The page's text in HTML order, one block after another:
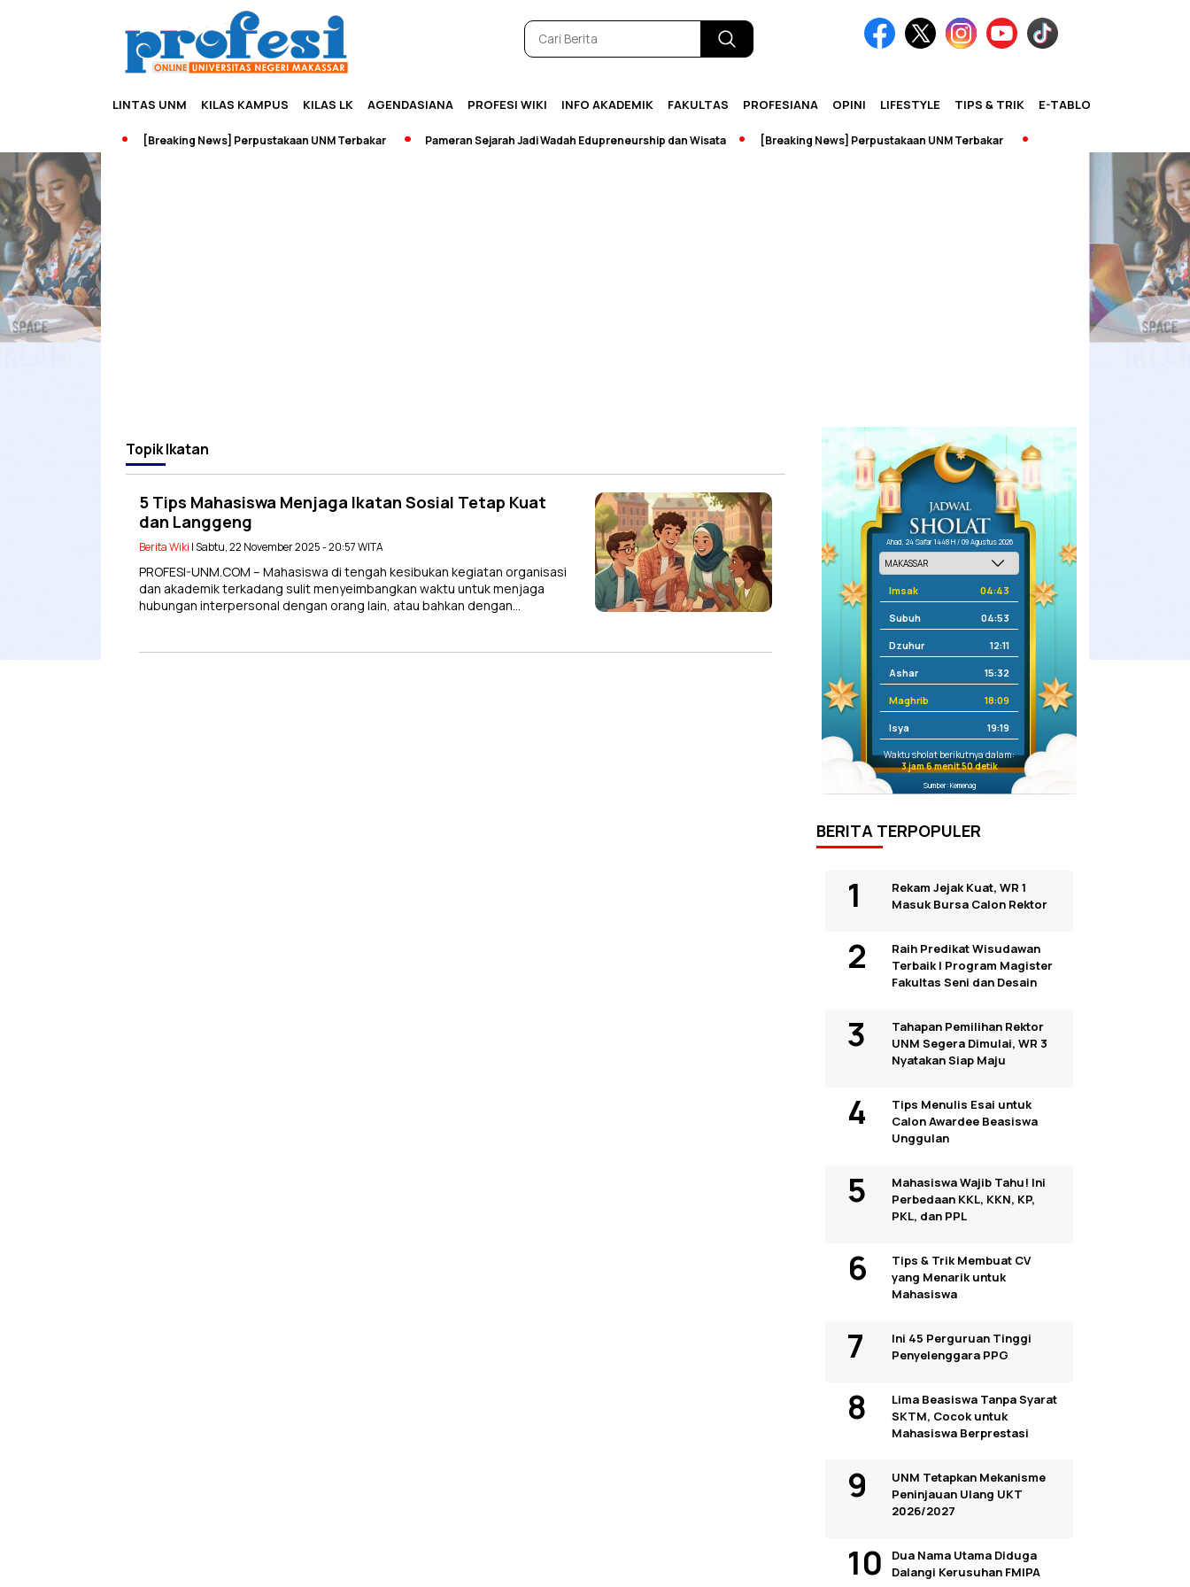
LINTAS UNM KILAS KAMPUS KILAS LK AGENDASIANA PROFESI WIKI INFO AKADEMIK FAKULTAS PROFESIANA OPINI LIFESTYLE TIPS & TRIK E-TABLOID
[Breaking News] Perpustakaan UNM Terbakar Pameran Sejarah Jadi Wadah Edupreneurship dan Wisata [Breaking News] Perpustakaan UNM Terbakar
TopikIkatan
5 Tips Mahasiswa Menjaga Ikatan Sosial Tetap Kuat
dan Langgeng
Berita Wiki | Sabtu, 22 November 2025 - 20:57 WITA
PROFESI-UNM.COM – Mahasiswa di tengah kesibukan kegiatan organisasi
dan akademik terkadang sulit menyeimbangkan waktu untuk menjaga
hubungan interpersonal dengan orang lain, atau bahkan dengan…
Ahad, 24 Safar 1448 H / 09 Agustus 2026
Imsak 04:43
Subuh 04:53
Dzuhur 12:11
Ashar 15:32
Maghrib 18:09
Isya 19:19
Waktu sholat berikutnya dalam:
3 jam 6 menit 50 detik
Sumber: Kemenag
BERITA TERPOPULER
Rekam Jejak Kuat, WR 1
Masuk Bursa Calon Rektor
Raih Predikat Wisudawan
Terbaik I Program Magister
Fakultas Seni dan Desain
Tahapan Pemilihan Rektor
UNM Segera Dimulai, WR 3
Nyatakan Siap Maju
Tips Menulis Esai untuk
Calon Awardee Beasiswa
Unggulan
Mahasiswa Wajib Tahu! Ini
Perbedaan KKL, KKN, KP,
PKL, dan PPL
Tips & Trik Membuat CV
yang Menarik untuk
Mahasiswa
Ini 45 Perguruan Tinggi
Penyelenggara PPG
Lima Beasiswa Tanpa Syarat
SKTM, Cocok untuk
Mahasiswa Berprestasi
UNM Tetapkan Mekanisme
Peninjauan Ulang UKT
2026/2027
Dua Nama Utama Diduga
Dalangi Kerusuhan FMIPA